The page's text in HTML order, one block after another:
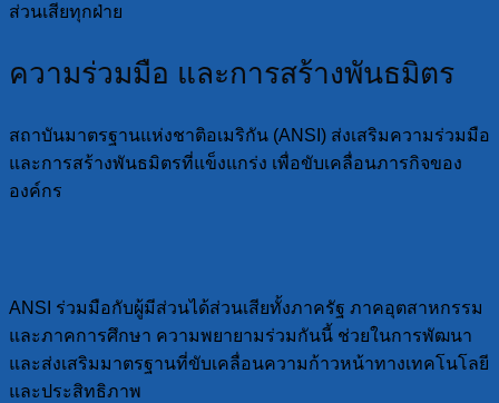
ส่วนเสียทุกฝ่าย
ความร่วมมือ และการสร้างพันธมิตร
สถาบันมาตรฐานแห่งชาติอเมริกัน (ANSI) ส่งเสริมความร่วมมือ
และการสร้างพันธมิตรที่แข็งแกร่ง เพื่อขับเคลื่อนภารกิจของ
องค์กร
ANSI ร่วมมือกับผู้มีส่วนได้ส่วนเสียทั้งภาครัฐ ภาคอุตสาหกรรม
และภาคการศึกษา ความพยายามร่วมกันนี้ ช่วยในการพัฒนา
และส่งเสริมมาตรฐานที่ขับเคลื่อนความก้าวหน้าทางเทคโนโลยี
และประสิทธิภาพ